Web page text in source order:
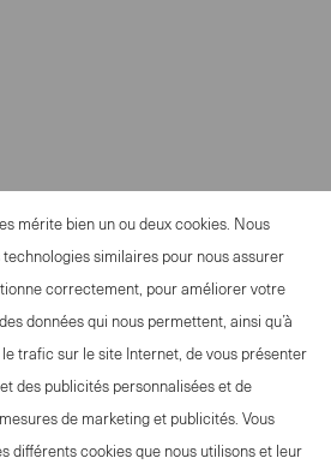
mérite bien un ou deux cookies. Nous
technologies similaires pour nous assurer
correctement, pour améliorer votre
données qui nous permettent, ainsi qu’à
le trafic sur le site Internet, de vous présenter
des publicités personnalisées et de
de marketing et publicités. Vous
différents cookies que nous utilisons et leur